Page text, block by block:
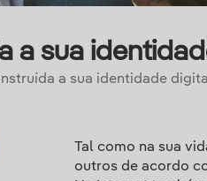
a sua
a sua identidade
Tal como na sua
outros de acordo